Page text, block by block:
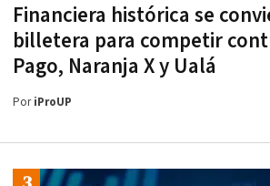
Financiera histórica se
billetera para competir
Pago, Naranja X y Ualá
PoriProUP